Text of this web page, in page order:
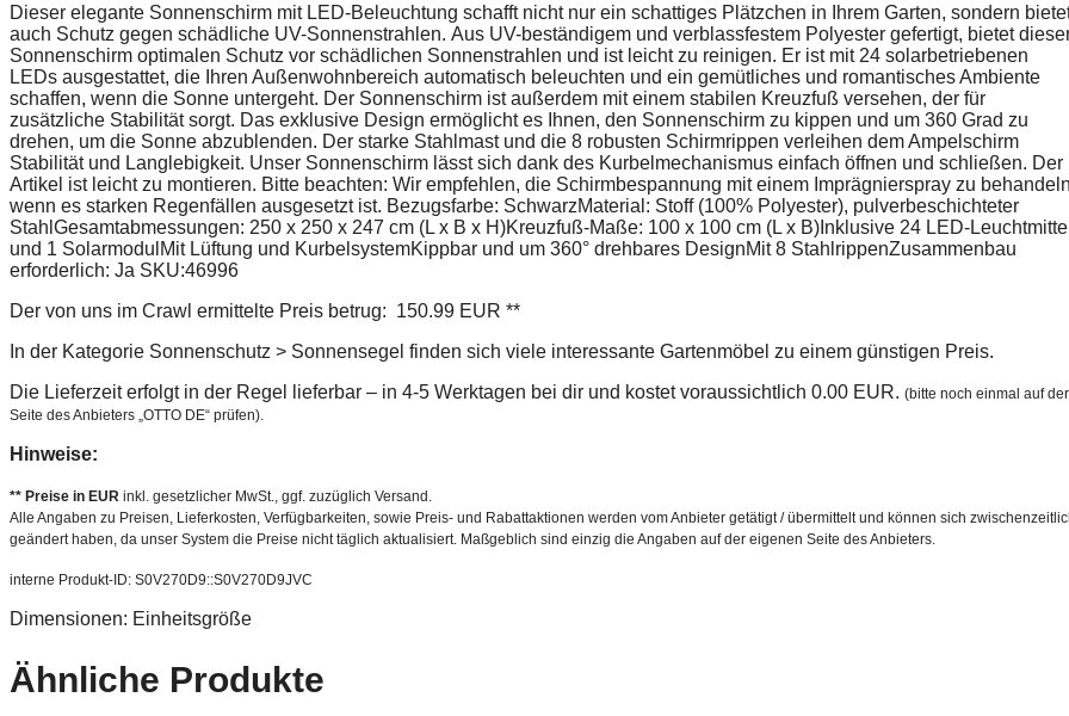
Dieser elegante Sonnenschirm mit LED-Beleuchtung schafft nicht nur ein schattiges Plätzchen in Ihrem Garten, sondern
auch Schutz gegen schädliche UV-Sonnenstrahlen. Aus UV-beständigem und verblassfestem Polyester gefertigt, bietet
Sonnenschirm optimalen Schutz vor schädlichen Sonnenstrahlen und ist leicht zu reinigen. Er ist mit 24 solarbetriebenen
LEDs ausgestattet, die Ihren Außenwohnbereich automatisch beleuchten und ein gemütliches und romantisches Ambiente
schaffen, wenn die Sonne untergeht. Der Sonnenschirm ist außerdem mit einem stabilen Kreuzfuß versehen, der für
zusätzliche Stabilität sorgt. Das exklusive Design ermöglicht es Ihnen, den Sonnenschirm zu kippen und um 360 Grad zu
drehen, um die Sonne abzublenden. Der starke Stahlmast und die 8 robusten Schirmrippen verleihen dem Ampelschirm
Stabilität und Langlebigkeit. Unser Sonnenschirm lässt sich dank des Kurbelmechanismus einfach öffnen und schließen. Der
Artikel ist leicht zu montieren. Bitte beachten: Wir empfehlen, die Schirmbespannung mit einem Imprägnierspray zu
wenn es starken Regenfällen ausgesetzt ist. Bezugsfarbe: SchwarzMaterial: Stoff (100% Polyester), pulverbeschichteter
StahlGesamtabmessungen: 250 x 250 x 247 cm (L x B x H)Kreuzfuß-Maße: 100 x 100 cm (L x B)Inklusive 24 LED-Leuchtmittel
und 1 SolarmodulMit Lüftung und KurbelsystemKippbar und um 360° drehbares DesignMit 8 StahlrippenZusammenbau
erforderlich: Ja SKU:46996
Der von uns im Crawl ermittelte Preis betrug: 150.99 EUR **
In der Kategorie Sonnenschutz > Sonnensegel finden sich viele interessante Gartenmöbel zu einem günstigen Preis.
Die Lieferzeit erfolgt in der Regel lieferbar – in 4-5 Werktagen bei dir und kostet voraussichtlich 0.00 EUR. (bitte noch einmal auf der
Seite des Anbieters „OTTO DE“ prüfen).
Hinweise:
** Preise in EUR inkl. gesetzlicher MwSt., ggf. zuzüglich Versand.
Alle Angaben zu Preisen, Lieferkosten, Verfügbarkeiten, sowie Preis- und Rabattaktionen werden vom Anbieter getätigt / übermittelt und können sich
geändert haben, da unser System die Preise nicht täglich aktualisiert. Maßgeblich sind einzig die Angaben auf der eigenen Seite des Anbieters.
interne Produkt-ID: S0V270D9::S0V270D9JVC
Dimensionen: Einheitsgröße
Ähnliche Produkte